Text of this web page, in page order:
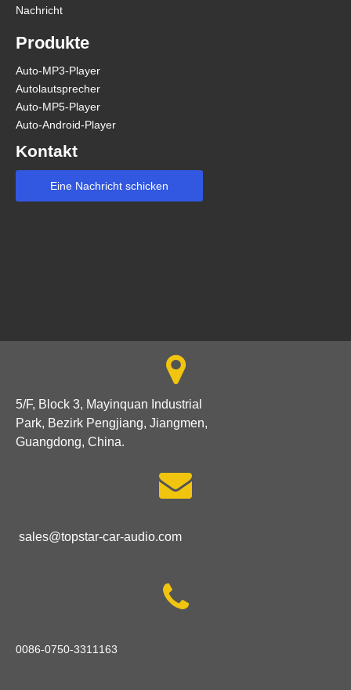
Nachricht
Produkte
Auto-MP3-Player
Autolautsprecher
Auto-MP5-Player
Auto-Android-Player
Kontakt
Eine Nachricht schicken

5/F, Block 3, Mayinquan Industrial
Park, Bezirk Pengjiang, Jiangmen,
Guangdong, China.

sales@topstar-car-audio.com

0086-0750-3311163